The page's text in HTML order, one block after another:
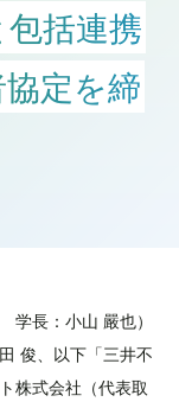
括連携
定を締
長：小山 嚴也）
俊、以下「三井不
株式会社（代表取